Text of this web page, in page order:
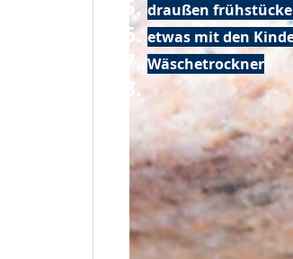
draußen
etwas mit den
Wäschetrockner